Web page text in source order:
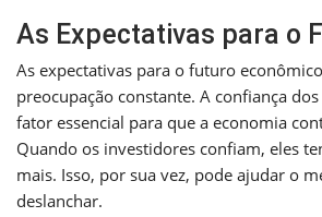
As Expectativas para o
As expectativas para o futuro
preocupação constante. A confiança
fator essencial para que a economia
Quando os investidores confiam, eles
mais. Isso, por sua vez, pode ajudar o
deslanchar.